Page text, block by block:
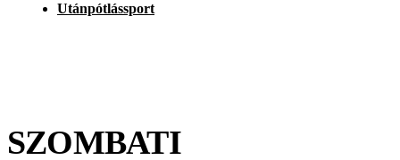
Utánpótlássport
SZOMBATI